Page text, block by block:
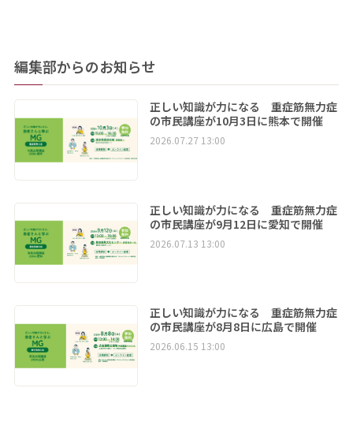
編集部からのお知らせ
正しい知識が力になる 重症筋無力症
の市民講座が10月3日に熊本で開催
2026.07.27 13:00
正しい知識が力になる 重症筋無力症
の市民講座が9月12日に愛知で開催
2026.07.13 13:00
正しい知識が力になる 重症筋無力症
の市民講座が8月8日に広島で開催
2026.06.15 13:00